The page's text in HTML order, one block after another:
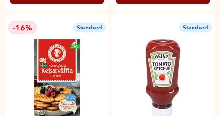
-16% Standard Standard